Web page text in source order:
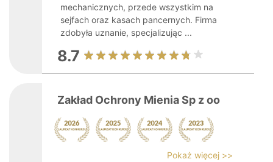
mechanicznych, przede wszystkim na
sejfach oraz kasach pancernych. Firma
zdobyła uznanie, specjalizując ...
8.7
Zakład Ochrony Mienia Sp z oo
Pokaż więcej >>